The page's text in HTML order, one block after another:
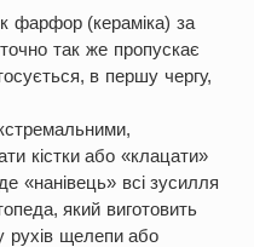
фарфор (кераміка) за
так же пропускає
в першу чергу,
кістки або «клацати»
«нанівець» всі зусилля
який виготовить
рухів щелепи або